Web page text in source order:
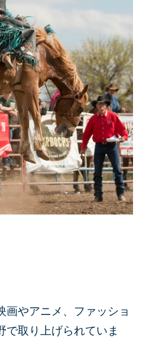
画やアニメ、ファッショ
で取り上げられていま